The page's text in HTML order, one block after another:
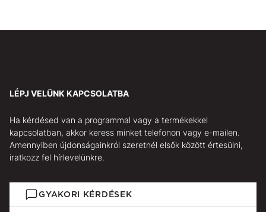
LÉPJ VELÜNK KAPCSOLATBA
Ha kérdésed van a programmal vagy a termékekkel
kapcsolatban, akkor keress minket telefonon vagy e-mailen.
Amennyiben újdonságainkról szeretnél elsők között értesülni,
iratkozz fel hírlevelünkre.
GYAKORI KÉRDÉSEK